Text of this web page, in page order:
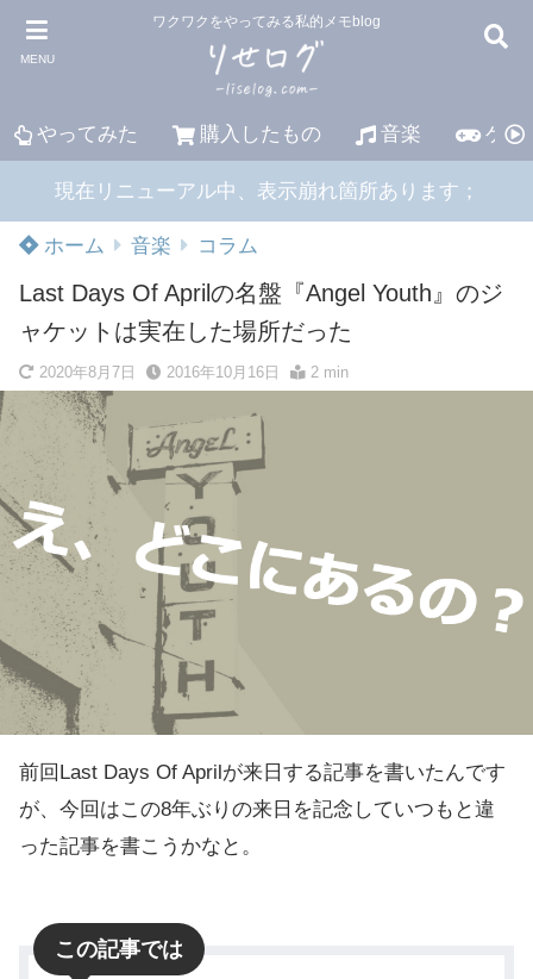
MENU
ワクワクをやってみる私的メモblog
やってみた 購入したもの 音楽 ゲー
現在リニューアル中、表示崩れ箇所あります；
ホーム 音楽 コラム
Last Days Of Aprilの名盤『Angel Youth』のジ
ャケットは実在した場所だった
2020年8月7日 2016年10月16日 2 min
前回Last Days Of Aprilが来日する記事を書いたんです
が、今回はこの8年ぶりの来日を記念していつもと違
った記事を書こうかなと。
この記事では